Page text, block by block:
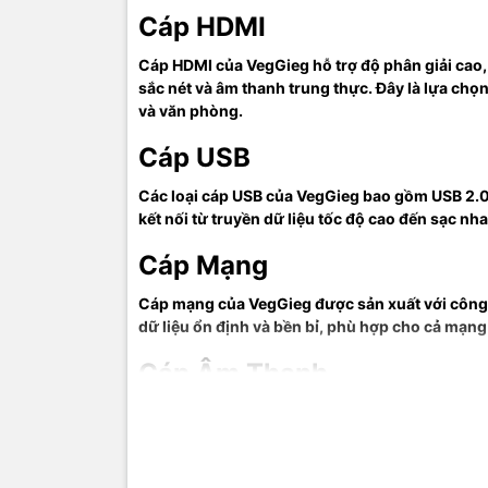
Cáp HDMI
Cáp HDMI của VegGieg hỗ trợ độ phân giải
sắc nét và âm thanh trung thực. Đây là lựa
và văn phòng.
Cáp USB
Các loại cáp USB của VegGieg bao gồm USB
kết nối từ truyền dữ liệu tốc độ cao đến sạc
Cáp Mạng
Cáp mạng của VegGieg được sản xuất với
dữ liệu ổn định và bền bỉ, phù hợp cho cả
Cáp Âm Thanh
Thông Tin
Email:
Website:
VegGieg -